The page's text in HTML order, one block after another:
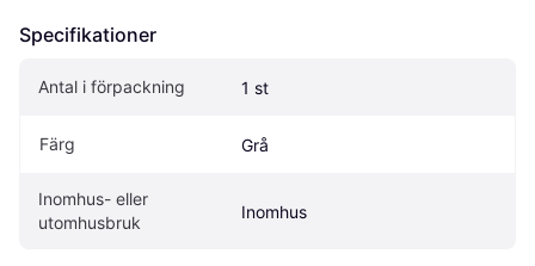
Specifikationer
Antal i förpackning 1 st
Färg Grå
Inomhus- eller
utomhusbruk
Inomhus